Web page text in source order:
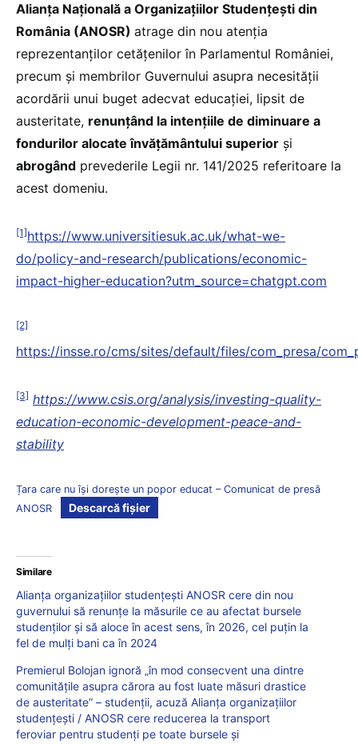
Alianța Națională a Organizațiilor Studențești din
România (ANOSR) atrage din nou atenția
reprezentanților cetățenilor în Parlamentul României,
precum și membrilor Guvernului asupra necesității
acordării unui buget adecvat educației, lipsit de
austeritate, renunțând la intențiile de diminuare a
fondurilor alocate învățământului superior și
abrogând prevederile Legii nr. 141/2025 referitoare la
acest domeniu.
[1]https://www.universitiesuk.ac.uk/what-we-
do/policy-and-research/publications/economic-
impact-higher-education?utm_source=chatgpt.com
[2]
https://insse.ro/cms/sites/default/files/com_presa/
[3] https://www.csis.org/analysis/investing-quality-
education-economic-development-peace-and-
stability
Țara care nu își dorește un popor educat – Comunicat de presă
ANOSR
Descarcă fișier
Similare
Alianța organizațiilor studențești ANOSR cere din nou
guvernului să renunțe la măsurile ce au afectat bursele
studenților și să aloce în acest sens, în 2026, cel puțin la
fel de mulți bani ca în 2024
Premierul Bolojan ignoră „în mod consecvent una dintre
comunitățile asupra cărora au fost luate măsuri drastice
de austeritate” – studenții, acuză Alianța organizațiilor
studențești / ANOSR cere reducerea la transport
feroviar pentru studenți pe toate bursele și